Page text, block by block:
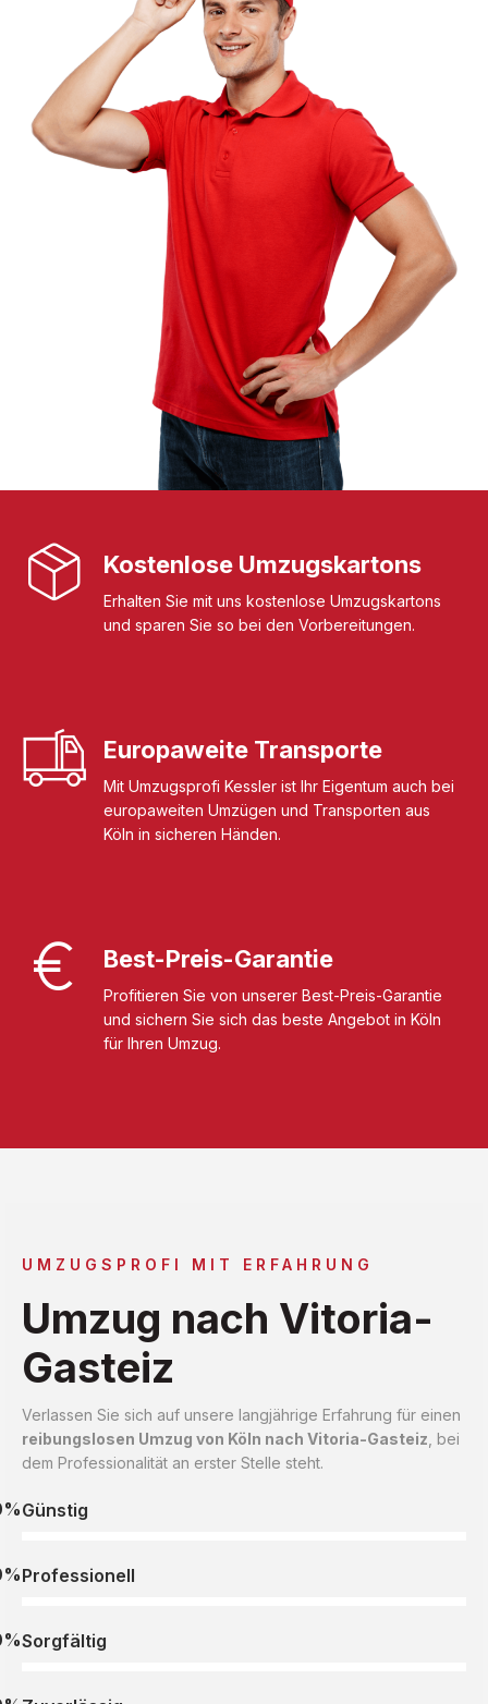
Kostenlose Umzugskartons
Erhalten Sie mit uns kostenlose Umzugskartons
und sparen Sie so bei den Vorbereitungen.
Europaweite Transporte
Mit Umzugsprofi Kessler ist Ihr Eigentum auch bei
europaweiten Umzügen und Transporten aus
Köln in sicheren Händen.
Best-Preis-Garantie
Profitieren Sie von unserer Best-Preis-Garantie
und sichern Sie sich das beste Angebot in Köln
für Ihren Umzug.
UMZUGSPROFI MIT ERFAHRUNG
Umzug nach Vitoria-
Gasteiz
Verlassen Sie sich auf unsere langjährige Erfahrung für einen
reibungslosen Umzug von Köln nach Vitoria-Gasteiz , bei
dem Professionalität an erster Stelle steht.
Günstig
Professionell
Sorgfältig